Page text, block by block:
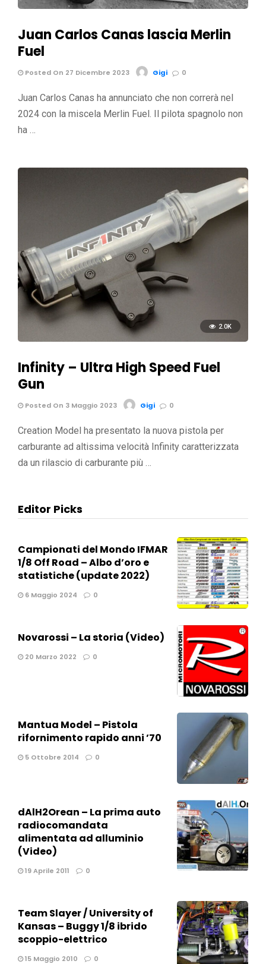
Juan Carlos Canas lascia Merlin
Fuel
Posted On 27 Dicembre 2023 Gigi 0
Juan Carlos Canas ha annunciato che non correrà nel
2024 con la miscela Merlin Fuel. Il pilota spagnolo non
ha …
2.0K
Infinity – Ultra High Speed Fuel
Gun
Posted On 3 Maggio 2023 Gigi 0
Creation Model ha presentato la nuova pistola per
carburante ad altissima velocità Infinity caratterizzata
da un rilascio di carburante più …
Editor Picks
Campionati del Mondo IFMAR
1/8 Off Road – Albo d’oro e
statistiche (update 2022)
6 Maggio 2024 0
Novarossi – La storia (Video)
20 Marzo 2022 0
Mantua Model – Pistola
rifornimento rapido anni ’70
5 Ottobre 2014 0
dAlH2Orean – La prima auto
radiocomandata
alimentata ad alluminio
(Video)
19 Aprile 2011 0
Team Slayer / University of
Kansas – Buggy 1/8 ibrido
scoppio-elettrico
15 Maggio 2010 0